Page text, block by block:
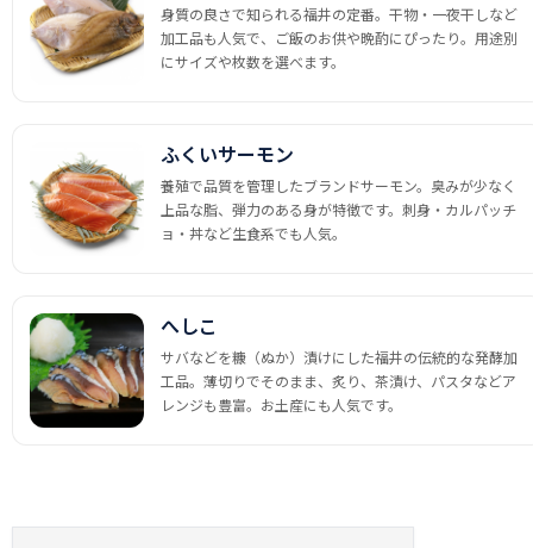
身質の良さで知られる福井の定番。干物・一夜干しなど
加工品も人気で、ご飯のお供や晩酌にぴったり。用途別
にサイズや枚数を選べます。
ふくいサーモン
養殖で品質を管理したブランドサーモン。臭みが少なく
上品な脂、弾力のある身が特徴です。刺身・カルパッチ
ョ・丼など生食系でも人気。
へしこ
サバなどを糠（ぬか）漬けにした福井の伝統的な発酵加
工品。薄切りでそのまま、炙り、茶漬け、パスタなどア
レンジも豊富。お土産にも人気です。